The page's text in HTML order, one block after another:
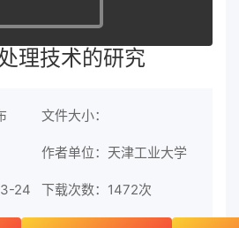
理技术的研究
文件大小：
作者单位：天津工业大学
24 下载次数： 1472次